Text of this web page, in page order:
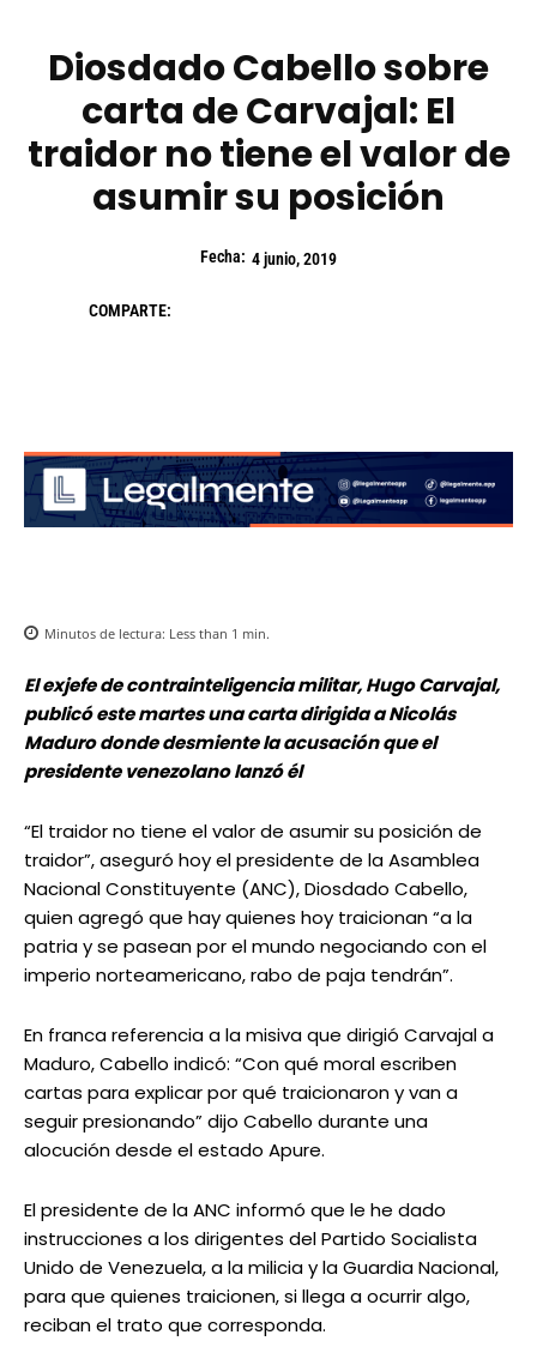
Diosdado Cabello sobre
carta de Carvajal: El
traidor no tiene el valor de
asumir su posición
Fecha: 4 junio, 2019
COMPARTE:
Minutos de lectura: Less than 1 min.
El exjefe de contrainteligencia militar, Hugo Carvajal,
publicó este martes una carta dirigida a Nicolás
Maduro donde desmiente la acusación que el
presidente venezolano lanzó él
“El traidor no tiene el valor de asumir su posición de
traidor”, aseguró hoy el presidente de la Asamblea
Nacional Constituyente (ANC), Diosdado Cabello,
quien agregó que hay quienes hoy traicionan “a la
patria y se pasean por el mundo negociando con el
imperio norteamericano, rabo de paja tendrán”.
En franca referencia a la misiva que dirigió Carvajal a
Maduro, Cabello indicó: “Con qué moral escriben
cartas para explicar por qué traicionaron y van a
seguir presionando” dijo Cabello durante una
alocución desde el estado Apure.
El presidente de la ANC informó que le he dado
instrucciones a los dirigentes del Partido Socialista
Unido de Venezuela, a la milicia y la Guardia Nacional,
para que quienes traicionen, si llega a ocurrir algo,
reciban el trato que corresponda.